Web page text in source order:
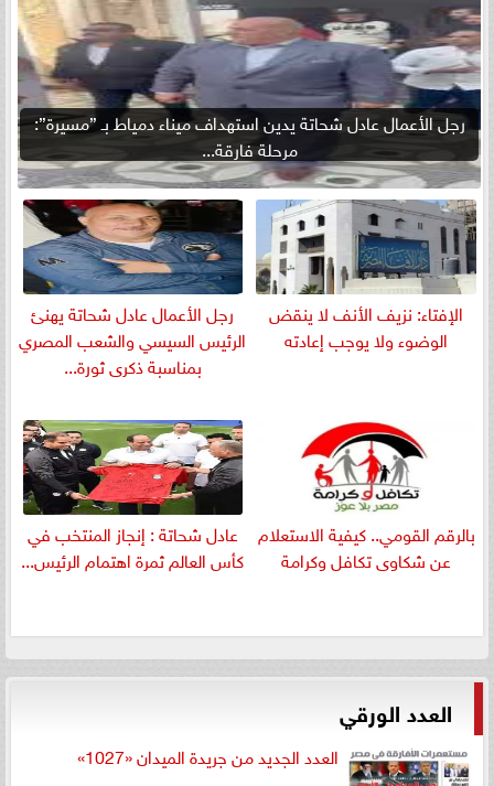
رجل الأعمال عادل شحاتة يدين استهداف ميناء دمياط بـ ”مسيرة”:
مرحلة فارقة...
الإفتاء: نزيف الأنف لا ينقض
الوضوء ولا يوجب إعادته
رجل الأعمال عادل شحاتة يهنئ
الرئيس السيسي والشعب المصري
بمناسبة ذكرى ثورة...
بالرقم القومي.. كيفية الاستعلام
عن شكاوى تكافل وكرامة
عادل شحاتة : إنجاز المنتخب في
كأس العالم ثمرة اهتمام الرئيس...
العدد الورقي
العدد الجديد من جريدة الميدان «1027»